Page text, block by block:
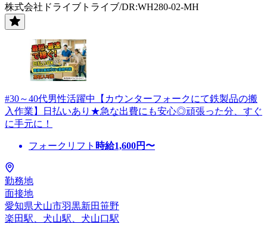
株式会社ドライブトライブ/DR:WH280-02-MH
#30～40代男性活躍中【カウンターフォークにて鉄製品の搬
入作業】日払いあり★急な出費にも安心◎頑張った分、すぐ
に手元に！
フォークリフト 時給1,600円〜
勤務地
面接地
愛知県犬山市羽黒新田笹野
楽田駅、犬山駅、犬山口駅